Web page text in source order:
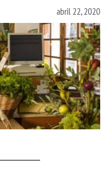
abril 22, 2020